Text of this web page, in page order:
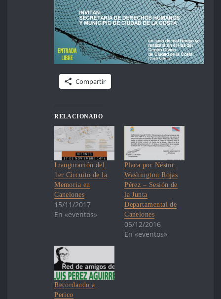
Compartir
RELACIONADO
Inauguración del
1er Circuito de la
Memoria en
Canelones
15/11/2017
En «eventos»
Placa por Néstor
Washington Rojas
Pérez – Sesión de
la Junta
Departamental de
Canelones
05/12/2016
En «eventos»
Recordando a
Perico